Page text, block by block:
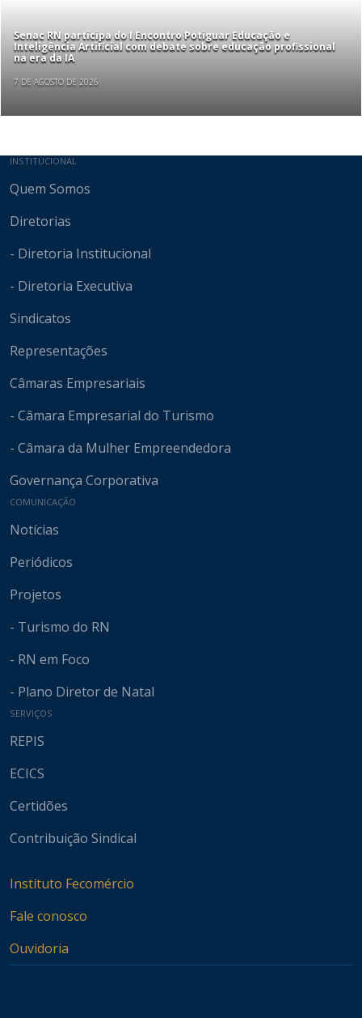
Senac RN participa do I Encontro Potiguar Educação e
Inteligência Artificial com debate sobre educação profissional
na era da IA
7 DE AGOSTO DE 2026
Mapa do site
INSTITUCIONAL
Quem Somos
Diretorias
- Diretoria Institucional
- Diretoria Executiva
Sindicatos
Representações
Câmaras Empresariais
- Câmara Empresarial do Turismo
- Câmara da Mulher Empreendedora
Governança Corporativa
COMUNICAÇÃO
Notícias
Periódicos
Projetos
- Turismo do RN
- RN em Foco
- Plano Diretor de Natal
SERVIÇOS
REPIS
ECICS
Certidões
Contribuição Sindical
Instituto Fecomércio
Fale conosco
Ouvidoria